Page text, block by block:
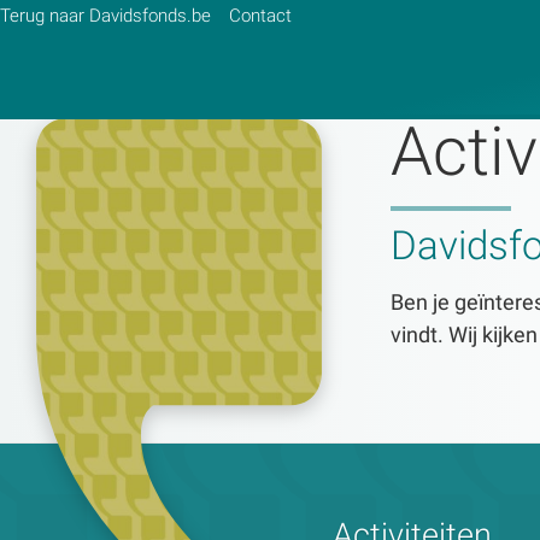
Terug naar Davidsfonds.be Contact
Ben je
vindt. Wij
Zoeken